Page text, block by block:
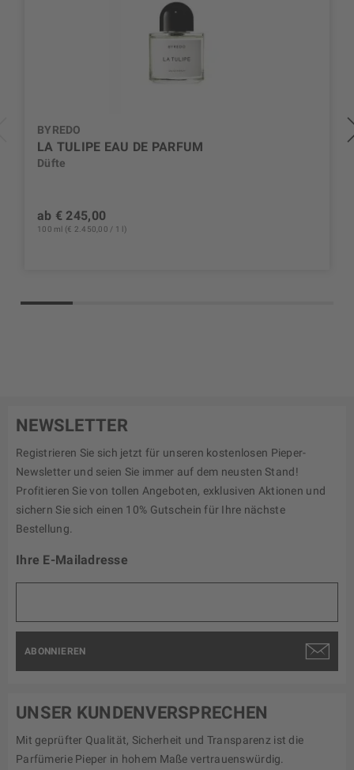
BYREDO
LA TULIPE EAU DE PARFUM
Düfte
ab € 245,00
100 ml (€ 2.450,00 / 1 l)
NEWSLETTER
Registrieren Sie sich jetzt für unseren kostenlosen Pieper-
Newsletter und seien Sie immer auf dem neusten Stand!
Profitieren Sie von tollen Angeboten, exklusiven Aktionen und
sichern Sie sich einen 10% Gutschein für Ihre nächste
Bestellung.
Ihre E-Mailadresse
ABONNIEREN
UNSER KUNDENVERSPRECHEN
Mit geprüfter Qualität, Sicherheit und Transparenz ist die
Parfümerie Pieper in hohem Maße vertrauenswürdig.